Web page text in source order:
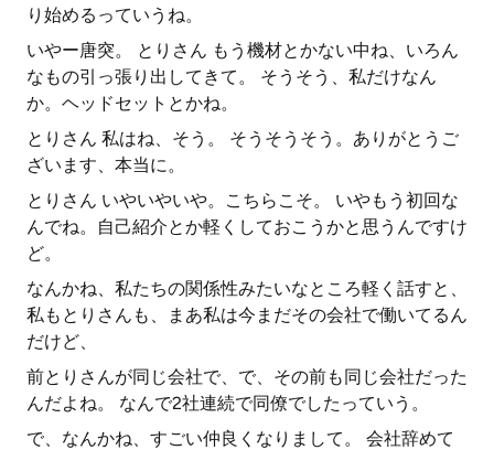
り始めるっていうね。
いやー唐突。 とりさん もう機材とかない中ね、いろん
なもの引っ張り出してきて。 そうそう、私だけなん
か。ヘッドセットとかね。
とりさん 私はね、そう。 そうそうそう。ありがとうご
ざいます、本当に。
とりさん いやいやいや。こちらこそ。 いやもう初回な
んでね。自己紹介とか軽くしておこうかと思うんですけ
ど。
なんかね、私たちの関係性みたいなところ軽く話すと、
私もとりさんも、まあ私は今まだその会社で働いてるん
だけど、
前とりさんが同じ会社で、で、その前も同じ会社だった
んだよね。 なんで2社連続で同僚でしたっていう。
で、なんかね、すごい仲良くなりまして。 会社辞めて